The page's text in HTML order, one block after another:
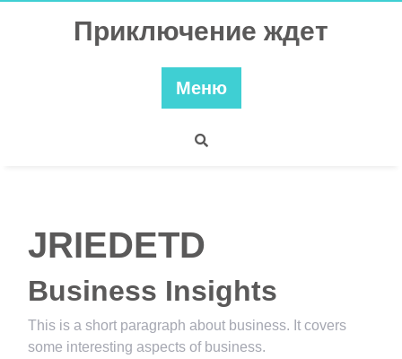
Приключение ждет
Меню
JRIEDETD
Business Insights
This is a short paragraph about business. It covers
some interesting aspects of business.